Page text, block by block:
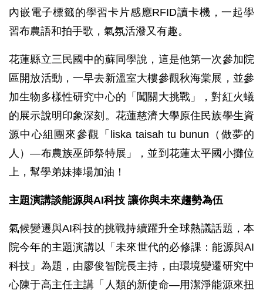
內嵌電子標籤的學習卡片感應RFID讀卡機，一起學
習布農語和拍手歌，氣氛活潑又有趣。
花蓮縣立三民國中的蘇同學說，這是他第一次參加院
區開放活動，一早去新溫室大樓參觀秋海棠展，並參
加生物多樣性研究中心的「闖關大挑戰」，對紅火蟻
的展示說明印象深刻。花蓮慈濟大學原住民族學生資
源中心組團來參觀「liska taisah tu bunun（做夢的
人）—布農族巫師祭特展」，並到花蓮太平國小攤位
上，幫學弟妹捧場加油！
主題演講談能源與AI科技 讓你與未來趨勢為伍
氣候變遷與AI科技的挑戰持續躍升全球熱議話題，本
院今年的主題演講以「未來世代的必修課：能源與AI
科技」為題，由廖俊智院長主持，由環境變遷研究中
心陳于高主任主講「人類的新使命—用潔淨能源來扭